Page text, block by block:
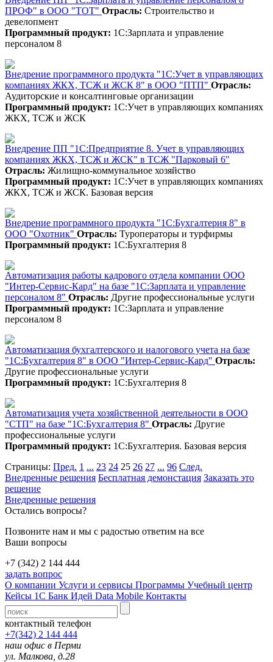
ПРОФ" в ООО "ТОТ" Отрасль: Строительство и
девелопмент
Программный продукт: 1С:Зарплата и управление
персоналом 8
Внедрение программного продукта "1С:Учет в управляющих
компаниях ЖКХ, ТСЖ и ЖСК 8" в ООО "ПТП" Отрасль:
Аудиторские и консалтинговые организации
Программный продукт: 1С:Учет в управляющих компаниях
ЖКХ, ТСЖ и ЖСК
Внедрение ПП "1С:Предприятие 8. Учет в управляющих
компаниях ЖКХ, ТСЖ и ЖСК" в ТСЖ "Парковый 6"
Отрасль: Жилищно-коммунальное хозяйство
Программный продукт: 1С:Учет в управляющих компаниях
ЖКХ, ТСЖ и ЖСК. Базовая версия
Внедрение программного продукта "1С:Бухгалтерия 8" в
ООО "Охотник" Отрасль: Туроператоры и турфирмы
Программный продукт: 1С:Бухгалтерия 8
Автоматизация работы кадрового отдела компании ООО
"Интер-Сервис-Кард" на базе "1С:Зарплата и управление
персоналом 8" Отрасль: Другие профессиональные услуги
Программный продукт: 1С:Зарплата и управление
персоналом 8
Автоматизация бухгалтерского и налогового учета на базе
"1С:Бухгалтерия 8" в ООО "Интер-Сервис-Кард" Отрасль:
Другие профессиональные услуги
Программный продукт: 1С:Бухгалтерия 8
Автоматизация учета хозяйственной деятельности в ООО
"СТП" на базе "1С:Бухгалтерия 8" Отрасль: Другие
профессиональные услуги
Программный продукт: 1С:Бухгалтерия. Базовая версия
Страницы: Пред. 1 ... 23 24 25 26 27 ... 96 След.
Внедренные решения Бесплатная демонстация Заказать это
решение
Внедренные решения
Остались вопросы?
Позвоните нам и мы с радостью ответим на все
Ваши вопросы
+7 (342) 2 144 444
задать вопрос
О компании Услуги и сервисы Программы Учебный центр
Кейсы 1С Банк Идей Data Mobile Контакты
контактный телефон
+7(342) 2 144 444
наш офис в Перми
ул. Малкова, д.28